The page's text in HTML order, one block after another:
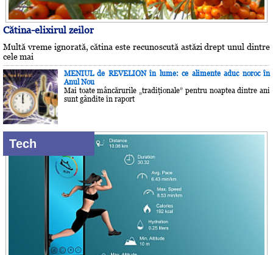
Cătina-elixirul zeilor
Multă vreme ignorată, cătina este recunoscută astăzi drept unul dintre
cele mai
MENIUL de REVELION în lume: ce alimente aduc noroc în
Anul Nou
Mai toate mâncărurile „tradiţionale” pentru noaptea dintre ani
sunt gândite în raport
Tech